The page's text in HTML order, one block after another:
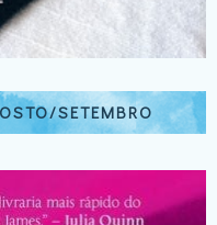
SETEMBRO